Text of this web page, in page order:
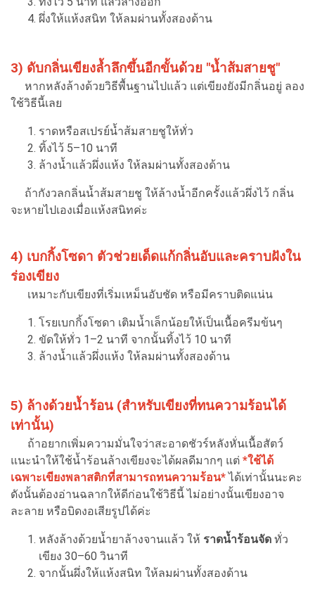
ผึ่งให้แห้งสนิท ให้ลมผ่านทั้งสองด้าน
3) ดับกลิ่นเขียงล้ำลึกขึ้นอีกขั้นด้วย "น้ำส้มสายชู"
หากหลังล้างด้วยวิธีพื้นฐานไปแล้ว แต่เขียงยังมีกลิ่นอยู่ ลอง
ใช้วิธีนี้เลย
ราดหรือสเปรย์น้ำส้มสายชูให้ทั่ว
ทิ้งไว้ 5–10 นาที
ล้างน้ำแล้วผึ่งแห้ง ให้ลมผ่านทั้งสองด้าน
ถ้ากังวลกลิ่นน้ำส้มสายชู ให้ล้างน้ำอีกครั้งแล้วผึ่งไว้ กลิ่น
จะหายไปเองเมื่อแห้งสนิทค่ะ
4) เบกกิ้งโซดา ตัวช่วยเด็ดแก้กลิ่นอับและคราบฝังใน
ร่องเขียง
เหมาะกับเขียงที่เริ่มเหม็นอับชัด หรือมีคราบติดแน่น
โรยเบกกิ้งโซดา เติมน้ำเล็กน้อยให้เป็นเนื้อครีมข้นๆ
ขัดให้ทั่ว 1–2 นาที จากนั้นทิ้งไว้ 10 นาที
ล้างน้ำแล้วผึ่งแห้ง ให้ลมผ่านทั้งสองด้าน
5) ล้างด้วยน้ำร้อน (สำหรับเขียงที่ทนความร้อนได้
เท่านั้น)
ถ้าอยากเพิ่มความมั่นใจว่าสะอาดชัวร์หลังหั่นเนื้อสัตว์
แนะนำให้ใช้น้ำร้อนล้างเขียงจะได้ผลดีมากๆ แต่ *ใช้ได้
เฉพาะเขียงพลาสติกที่สามารถทนความร้อน*ได้เท่านั้นนะคะ
ดังนั้นต้องอ่านฉลากให้ดีก่อนใช้วิธีนี้ ไม่อย่างนั้นเขียงอาจ
ละลาย หรือบิดงอเสียรูปได้ค่ะ
หลังล้างด้วยน้ำยาล้างจานแล้ว ให้ ราดน้ำร้อนจัด ทั่ว
เขียง 30–60 วินาที
จากนั้นผึ่งให้แห้งสนิท ให้ลมผ่านทั้งสองด้าน